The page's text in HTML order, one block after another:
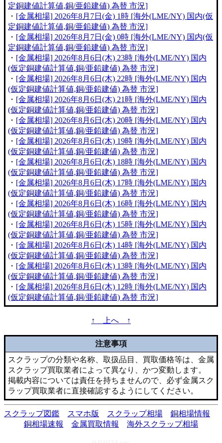
定銅建値計算値,銅/亜鉛建値) 為替 市況]
・ [金属相場] 2026年8月7日(金) 1時 [海外(LME/NY) 国内(仮
定銅建値計算値,銅/亜鉛建値) 為替 市況]
・ [金属相場] 2026年8月7日(金) 0時 [海外(LME/NY) 国内(仮
定銅建値計算値,銅/亜鉛建値) 為替 市況]
・ [金属相場] 2026年8月6日(木) 23時 [海外(LME/NY) 国内
(仮定銅建値計算値,銅/亜鉛建値) 為替 市況]
・ [金属相場] 2026年8月6日(木) 22時 [海外(LME/NY) 国内
(仮定銅建値計算値,銅/亜鉛建値) 為替 市況]
・ [金属相場] 2026年8月6日(木) 21時 [海外(LME/NY) 国内
(仮定銅建値計算値,銅/亜鉛建値) 為替 市況]
・ [金属相場] 2026年8月6日(木) 20時 [海外(LME/NY) 国内
(仮定銅建値計算値,銅/亜鉛建値) 為替 市況]
・ [金属相場] 2026年8月6日(木) 19時 [海外(LME/NY) 国内
(仮定銅建値計算値,銅/亜鉛建値) 為替 市況]
・ [金属相場] 2026年8月6日(木) 18時 [海外(LME/NY) 国内
(仮定銅建値計算値,銅/亜鉛建値) 為替 市況]
・ [金属相場] 2026年8月6日(木) 17時 [海外(LME/NY) 国内
(仮定銅建値計算値,銅/亜鉛建値) 為替 市況]
・ [金属相場] 2026年8月6日(木) 16時 [海外(LME/NY) 国内
(仮定銅建値計算値,銅/亜鉛建値) 為替 市況]
・ [金属相場] 2026年8月6日(木) 15時 [海外(LME/NY) 国内
(仮定銅建値計算値,銅/亜鉛建値) 為替 市況]
・ [金属相場] 2026年8月6日(木) 14時 [海外(LME/NY) 国内
(仮定銅建値計算値,銅/亜鉛建値) 為替 市況]
・ [金属相場] 2026年8月6日(木) 13時 [海外(LME/NY) 国内
(仮定銅建値計算値,銅/亜鉛建値) 為替 市況]
・ [金属相場] 2026年8月6日(木) 12時 [海外(LME/NY) 国内
(仮定銅建値計算値,銅/亜鉛建値) 為替 市況]
↑ 上へ ↑
注意事項
スクラップの分類や名称、取扱品目、買取価格等は、金属
スクラップ買取業者によって異なり、かつ変動します。
掲載内容については責任を持ちませんので、必ず金属スク
ラップ買取業者に直接確認するようにしてください。
スクラップ図鑑 スマホ版 スクラップ相場
銅相場情報
銅相場速報
金属買取情報 海外スクラップ相場